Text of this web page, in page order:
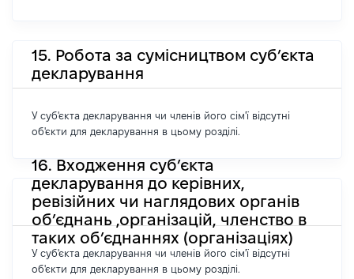
15. Робота за сумісництвом суб’єкта
декларування
У суб'єкта декларування чи членів його сім'ї відсутні
об'єкти для декларування в цьому розділі.
16. Входження суб’єкта
декларування до керівних,
ревізійних чи наглядових органів
об’єднань ,організацій, членство в
таких об’єднаннях (організаціях)
У суб'єкта декларування чи членів його сім'ї відсутні
об'єкти для декларування в цьому розділі.